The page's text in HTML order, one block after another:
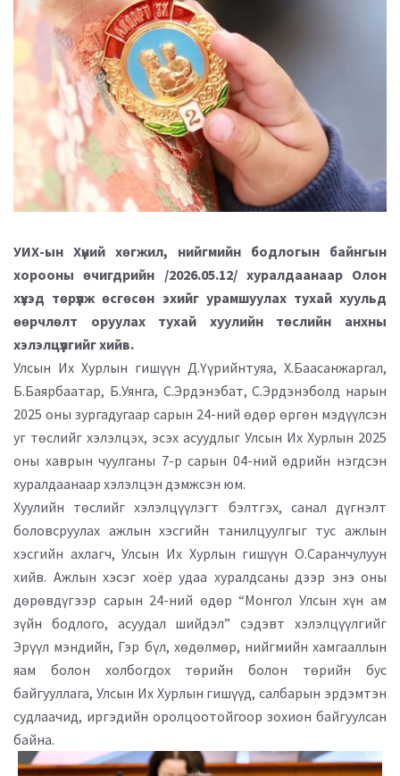
УИХ-ын Хүний хөгжил, нийгмийн бодлогын байнгын
хорооны өчигдрийн /2026.05.12/ хуралдаанаар Олон
хүүхэд төрүүлж өсгөсөн эхийг урамшуулах тухай хуульд
өөрчлөлт оруулах тухай хуулийн төслийн анхны
хэлэлцүүлгийг хийв.
Улсын Их Хурлын гишүүн Д.Үүрийнтуяа, Х.Баасанжаргал,
Б.Баярбаатар, Б.Уянга, С.Эрдэнэбат, С.Эрдэнэболд нарын
2025 оны зургадугаар сарын 24-ний өдөр өргөн мэдүүлсэн
уг төслийг хэлэлцэх, эсэх асуудлыг Улсын Их Хурлын 2025
оны хаврын чуулганы 7-р сарын 04-ний өдрийн нэгдсэн
хуралдаанаар хэлэлцэн дэмжсэн юм.
Хуулийн төслийг хэлэлцүүлэгт бэлтгэх, санал дүгнэлт
боловсруулах ажлын хэсгийн танилцуулгыг тус ажлын
хэсгийн ахлагч, Улсын Их Хурлын гишүүн О.Саранчулуун
хийв. Ажлын хэсэг хоёр удаа хуралдсаны дээр энэ оны
дөрөвдүгээр сарын 24-ний өдөр “Монгол Улсын хүн ам
зүйн бодлого, асуудал шийдэл” сэдэвт хэлэлцүүлгийг
Эрүүл мэндийн, Гэр бүл, хөдөлмөр, нийгмийн хамгааллын
яам болон холбогдох төрийн болон төрийн бус
байгууллага, Улсын Их Хурлын гишүүд, салбарын эрдэмтэн
судлаачид, иргэдийн оролцоотойгоор зохион байгуулсан
байна.